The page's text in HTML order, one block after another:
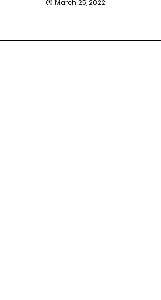
March 25, 2022